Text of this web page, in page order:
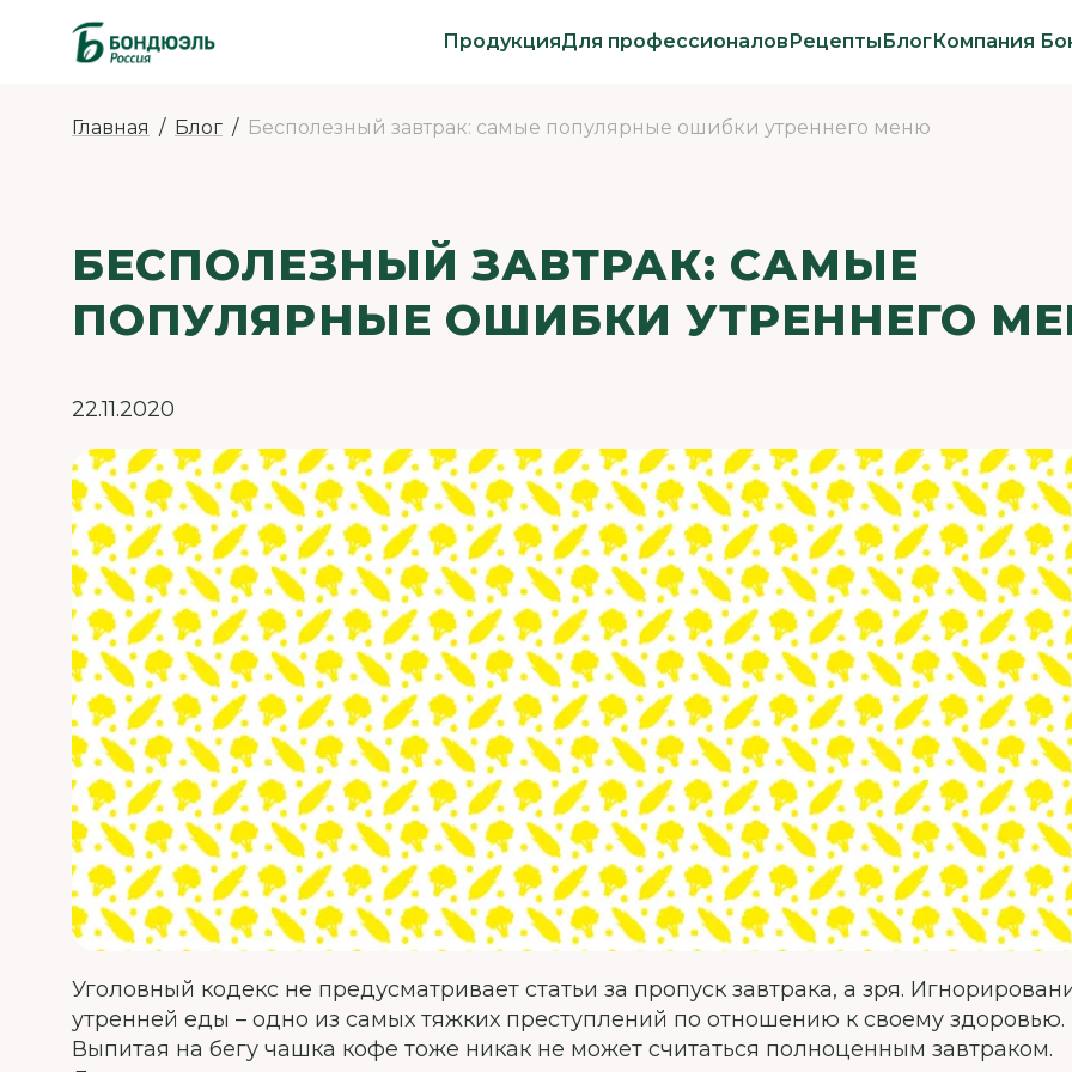
ПродукцияДля профессионаловРецептыБлогКомпания
Главная Блог Бесполезный завтрак: самые популярные ошибки утреннего меню
БЕСПОЛЕЗНЫЙ ЗАВТРАК: САМЫЕ
ПОПУЛЯРНЫЕ ОШИБКИ УТРЕННЕГО
22.11.2020
Уголовный кодекс не предусматривает статьи за пропуск завтрака, а зря.
утренней еды – одно из самых тяжких преступлений по отношению к своему здоровью.
Выпитая на бегу чашка кофе тоже никак не может считаться полноценным завтраком.